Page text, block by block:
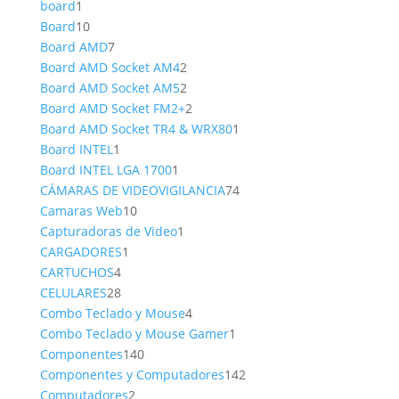
board1
producto
Board1010
productos
Board AMD77
productos
Board AMD Socket AM422
productos
Board AMD Socket AM522
productos
Board AMD Socket FM2+22
productos
Board AMD Socket TR4 & WRX801
Board INTEL1
producto
Board INTEL LGA 17001
producto
CÁMARAS DE VIDEOVIGILANCIA7474
Camaras Web1010
productos
Capturadoras de Video1
CARGADORES1
CARTUCHOS44
productos
CELULARES2828
productos
Combo Teclado y Mouse44
productos
Combo Teclado y Mouse Gamer1
Componentes140140
productos
Componentes y Computadores142142
Computadores22